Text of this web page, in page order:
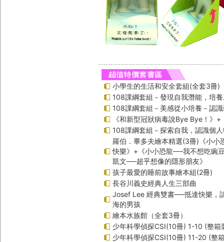
小學生的生活和安全套組(全套3冊)
108課綱套組－發現自我潛能，培
108課綱套組－美感從小培養－認
《和新型冠狀病毒說Bye Bye！》
108課綱套組－探索自我，認識個
羅伯．畢多夫繪本精選(3冊)《小小
快樂》+《小小恐龍──我不想吃豌
凱文──超乎想像的隱形朋友》
孩子最愛的睡前故事繪本組(2冊)
長谷川義史經典人生三部曲
Josef Lee 經典雙書──抵達快樂，
海的男孩
繪本水族館（全套3冊）
少年科學偵探CSI(10冊) 1-10 (整箱
少年科學偵探CSI(10冊) 11-20 (整